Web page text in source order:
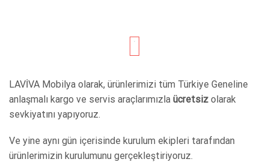
LAVİVA Mobilya olarak, ürünlerimizi tüm Türkiye Geneline
anlaşmalı kargo ve servis araçlarımızla ücretsiz olarak
sevkiyatını yapıyoruz.
Ve yine aynı gün içerisinde kurulum ekipleri tarafından
ürünlerimizin kurulumunu gerçekleştiriyoruz.